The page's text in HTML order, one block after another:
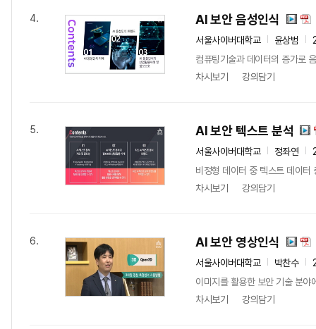
4. AI 보안 음성인식
서울사이버대학교 윤상범
컴퓨팅기술과 데이터의 증가로
차시보기
강의담기
5. AI 보안 텍스트 분석
서울사이버대학교 정좌연
비정형 데이터 중 텍스트 데이터
차시보기
강의담기
6. AI 보안 영상인식
서울사이버대학교 박찬수
이미지를 활용한 보안 기술 분야
차시보기
강의담기